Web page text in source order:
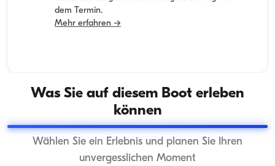
dem Termin.
Mehr erfahren →
Was Sie auf diesem Boot erleben
können
Wählen Sie ein Erlebnis und planen Sie Ihren
unvergesslichen Moment